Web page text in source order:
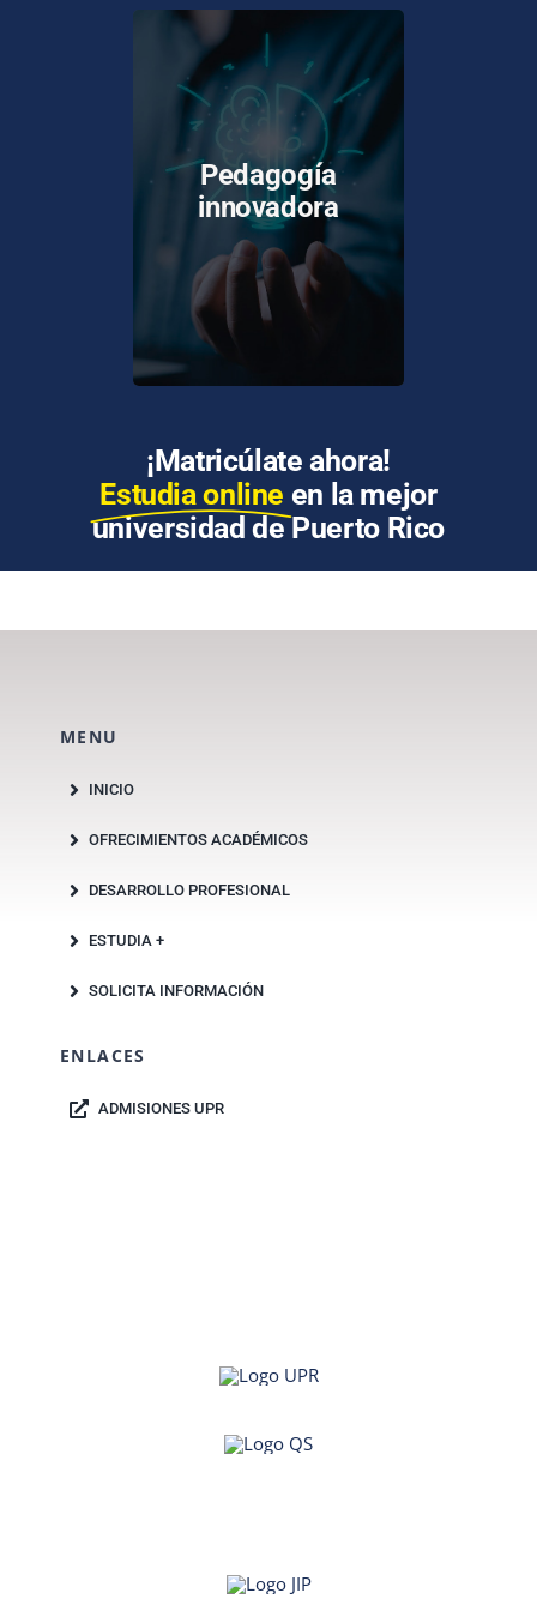
Pedagogía
innovadora
Los docentes del sistema
UPR han sido capacitados
y certificados en el uso de
tecnologías y
metodologías para la
enseñanza en línea.
¡Matricúlate ahora!
Estudia online en la mejor
universidad de Puerto Rico
MENU
INICIO
OFRECIMIENTOS ACADÉMICOS
DESARROLLO PROFESIONAL
ESTUDIA +
SOLICITA INFORMACIÓN
ENLACES
ADMISIONES UPR